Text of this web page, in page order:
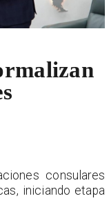
consulares
iniciando etapa